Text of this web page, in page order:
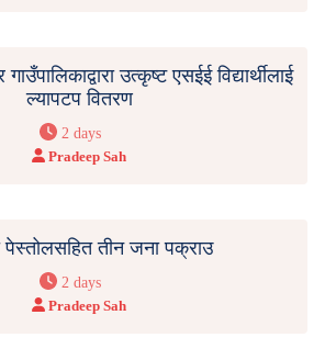
उत्कृष्ट एसईई विद्यार्थीलाई
ल्यापटप वितरण
2 days
Pradeep Sah
पेस्तोलसहित तीन जना पक्राउ
2 days
Pradeep Sah